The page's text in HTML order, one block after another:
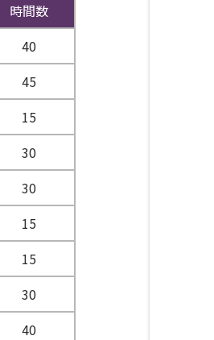
時間数
40
45
15
30
30
15
15
30
40